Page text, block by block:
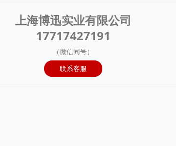
上海博迅实业有限公司
17717427191
（微信同号）
联系客服